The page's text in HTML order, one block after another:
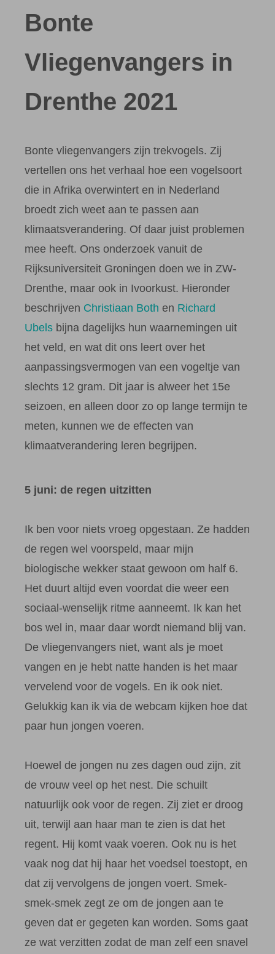
Bonte
Vliegenvangers in
Drenthe 2021
Bonte vliegenvangers zijn trekvogels. Zij
vertellen ons het verhaal hoe een vogelsoort
die in Afrika overwintert en in Nederland
broedt zich weet aan te passen aan
klimaatsverandering. Of daar juist problemen
mee heeft. Ons onderzoek vanuit de
Rijksuniversiteit Groningen doen we in ZW-
Drenthe, maar ook in Ivoorkust. Hieronder
beschrijven Christiaan Both en Richard
Ubels bijna dagelijks hun waarnemingen uit
het veld, en wat dit ons leert over het
aanpassingsvermogen van een vogeltje van
slechts 12 gram. Dit jaar is alweer het 15e
seizoen, en alleen door zo op lange termijn te
meten, kunnen we de effecten van
klimaatverandering leren begrijpen.
5 juni: de regen uitzitten
Ik ben voor niets vroeg opgestaan. Ze hadden
de regen wel voorspeld, maar mijn
biologische wekker staat gewoon om half 6.
Het duurt altijd even voordat die weer een
sociaal-wenselijk ritme aanneemt. Ik kan het
bos wel in, maar daar wordt niemand blij van.
De vliegenvangers niet, want als je moet
vangen en je hebt natte handen is het maar
vervelend voor de vogels. En ik ook niet.
Gelukkig kan ik via de webcam kijken hoe dat
paar hun jongen voeren.
Hoewel de jongen nu zes dagen oud zijn, zit
de vrouw veel op het nest. Die schuilt
natuurlijk ook voor de regen. Zij ziet er droog
uit, terwijl aan haar man te zien is dat het
regent. Hij komt vaak voeren. Ook nu is het
vaak nog dat hij haar het voedsel toestopt, en
dat zij vervolgens de jongen voert. Smek-
smek-smek zegt ze om de jongen aan te
geven dat er gegeten kan worden. Soms gaat
ze wat verzitten zodat de man zelf een snavel